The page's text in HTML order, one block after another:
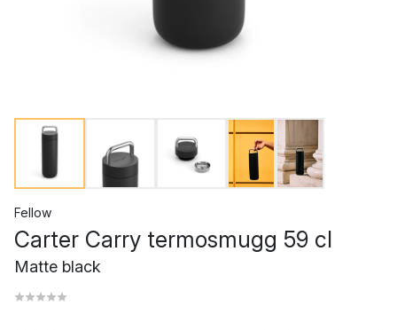
Fellow
Carter Carry termosmugg 59 cl
Matte black